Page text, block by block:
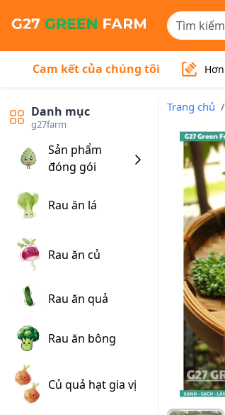
Cam kết của chúng tôi
Danh mục
g27farm
Sản phẩm
đóng gói
Rau ăn lá
Rau ăn củ
Rau ăn quả
Rau ăn bông
Củ quả hạt gia vị
Trang chủ